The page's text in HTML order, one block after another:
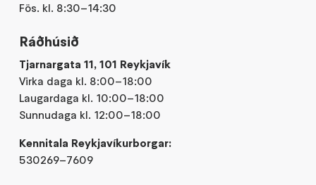
Fös. kl. 8:30–14:30
Ráðhúsið
Tjarnargata 11, 101 Reykjavík
Virka daga kl. 8:00–18:00
Laugardaga kl. 10:00–18:00
Sunnudaga kl. 12:00–18:00
Kennitala Reykjavíkurborgar:
530269–7609